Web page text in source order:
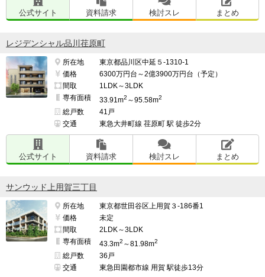
公式サイト 資料請求 検討スレ まとめ
レジデンシャル品川荏原町
所在地
東京都品川区中延５-1310-1
価格
6300万円台～2億3900万円台（予定）
間取
1LDK～3LDK
専有面積
33.91m2 ～95.58m2
総戸数
41戸
交通
東急大井町線 荏原町 駅 徒歩2分
公式サイト 資料請求 検討スレ まとめ
サンウッド上用賀三丁目
所在地
東京都世田谷区上用賀３-186番1
価格
未定
間取
2LDK～3LDK
専有面積
43.3m2 ～81.98m2
総戸数
36戸
交通
東急田園都市線 用賀 駅徒歩13分